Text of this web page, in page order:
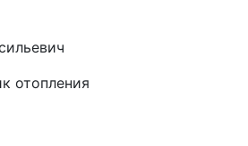
отопления